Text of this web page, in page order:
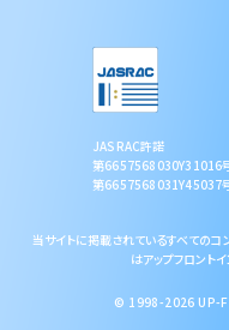
JASRAC許諾
第6657568030Y31016
第6657568031Y45037
当サイトに掲載されているすべてのコ
はアップフロント
© 1998-2026 UP-